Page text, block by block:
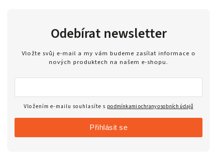
Odebírat newsletter
Vložte svůj e-mail a my vám budeme zasílat informace o
nových produktech na našem e-shopu.
Vložením e-mailu souhlasíte s podmínkami ochrany osobních údajů
Přihlásit se